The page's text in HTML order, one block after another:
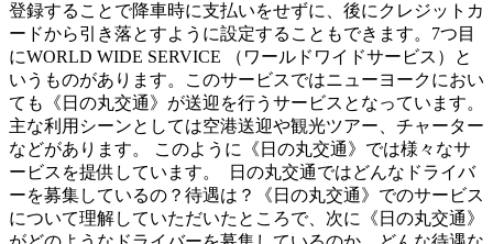
登録することで降車時に支払いをせずに、後にクレジットカ
ードから引き落とすように設定することもできます。7つ目
にWORLD WIDE SERVICE （ワールドワイドサービス）と
いうものがあります。このサービスではニューヨークにおい
ても《日の丸交通》が送迎を行うサービスとなっています。
主な利用シーンとしては空港送迎や観光ツアー、チャーター
などがあります。 このように《日の丸交通》では様々なサ
ービスを提供しています。 日の丸交通ではどんなドライバ
ーを募集しているの？待遇は？《日の丸交通》でのサービス
について理解していただいたところで、次に《日の丸交通》